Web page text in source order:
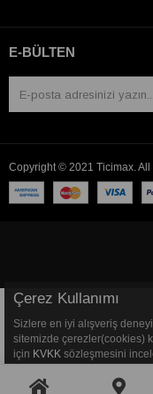
E-BÜLTEN
Copyright © 2021 Ticimax.
Çerez Kullanımı
Sizlere en iyi alışveriş
sitemizde çerezler(cookies)
için KVKK sözleşmesini